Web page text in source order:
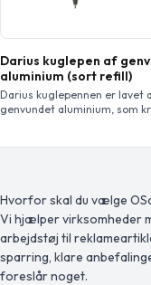
Darius kuglepen af
aluminium (sort refill)
Darius kuglepennen er lavet
genvundet aluminium, som
henblik på at reducere
drivhusgasemissionerne.
Trykknappen og den
cylinderen er lavet af
Blækfarve: Sort
meter. Spidsstørrelse: 1,00 […]
Hvorfor skal du vælge
Vi hjælper virksomheder
arbejdstøj til
sparring, klare
foreslår noget.